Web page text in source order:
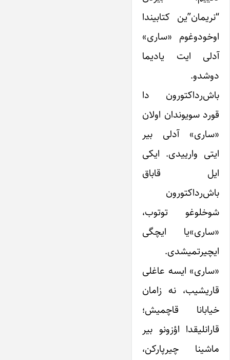
“نریمان”ین کتابیندا
اوخودوغوم «ساری»
آدلی ایت یادیما
دوشدو.
باش‌رداکتورون دا
قورد سویوندان اولان
«ساری» آدلی بیر
ایتی وارییدی. ایکی
ایل قاباق
باش‌رداکتورون
شوخلوغو توتوب،
«ساری»یا ایچگی
ایچیرتمیشدی.
«ساری» ایسه عاغلی
قاریشیب، نه زامان
خیابانا قاچمیش؛
قارانلیقدا اؤزونو بیر
ماشینا چیرپارکن،